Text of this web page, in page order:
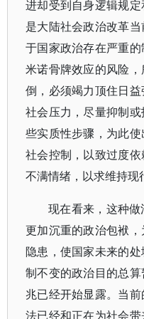
进却受到自身逻辑规
是大陆社会政治改革
于国家政治存在严重
米诺骨牌效应的风险
倒，必须竭力顶住日
社会压力，尽量抑制
些实质性步骤，为此
社会控制，以致过度
不满情绪，以求维持现
现在看来，这种
更加沉重的政治包袱
隐患，使国家未来的
制不变的政治目的总
兆已经开始显露。当
法已经和正在为社会